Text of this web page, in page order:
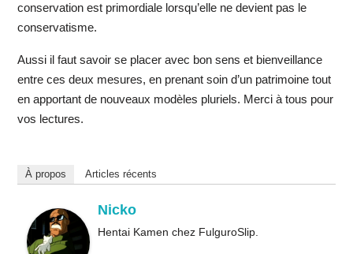
conservation est primordiale lorsqu’elle ne devient pas le
conservatisme.
Aussi il faut savoir se placer avec bon sens et bienveillance
entre ces deux mesures, en prenant soin d’un patrimoine tout
en apportant de nouveaux modèles pluriels. Merci à tous pour
vos lectures.
À propos Articles récents
Nicko
Hentai Kamen chez FulguroSlip.